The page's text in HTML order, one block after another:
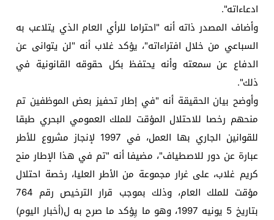
ادعاءاته".
وأضاف المصدر ذاته أنه "احتراما للرأي العام الذي يتلاعب به
السباعي من خلال افتراءاته"، يؤكد غلاب أنه "لن يتوانى عن
الدفاع عن سمعته وأنه يحتفظ بكل حقوقه القانونية في
ذلك".
وأوضح بيان الحقيقة أنه "في إطار تحفيز بعض الموظفين تم
منحهم رخصا للاحتلال المؤقت للملك العمومي البحري طبقا
للقوانين الجاري بها العمل، في 1997 لإنجاز مشروع للأطر
عبارة عن دور للاصطياف"، مضيفا أنه "تم في هذا الإطار منح
كريم غلاب، على غرار مجموعة من الأطر العليا، رخصة احتلال
مؤقت للملك العام، وذلك بموجب قرار الترخيص رقم 764
بتاريخ 5 يونيه 1997، وهو ما يِؤكد ما صرح به ل(أخبار اليوم)